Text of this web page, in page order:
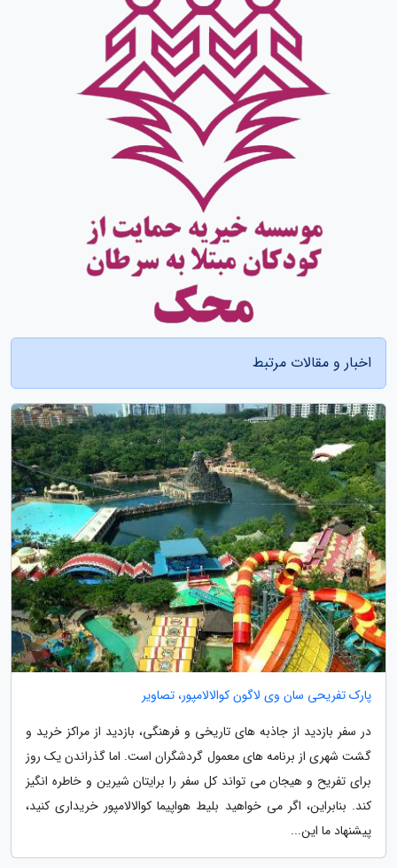
اخبار و مقالات مرتبط
پارک تفریحی سان وی لاگون کوالالامپور، تصاویر
در سفر بازدید از جاذبه های تاریخی و فرهنگی، بازدید از مراکز خرید و
گشت شهری از برنامه های معمول گردشگران است. اما گذراندن یک روز
برای تفریح و هیجان می تواند کل سفر را برایتان شیرین و خاطره انگیز
کند. بنابراین، اگر می خواهید بلیط هواپیما کوالالامپور خریداری کنید،
پیشنهاد ما این...